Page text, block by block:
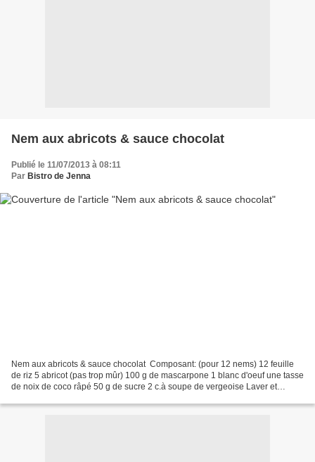
Nem aux abricots & sauce chocolat
Publié le 11/07/2013 à 08:11
Par Bistro de Jenna
Nem aux abricots & sauce chocolat ​ Composant: ​​(pour 12 nems) 12 feuille
de riz 5 abricot (pas trop mûr) 100 g de mascarpone 1 blanc d'oeuf une tasse
de noix de coco râpé 50 g de sucre 2 c.à soupe de vergeoise Laver et